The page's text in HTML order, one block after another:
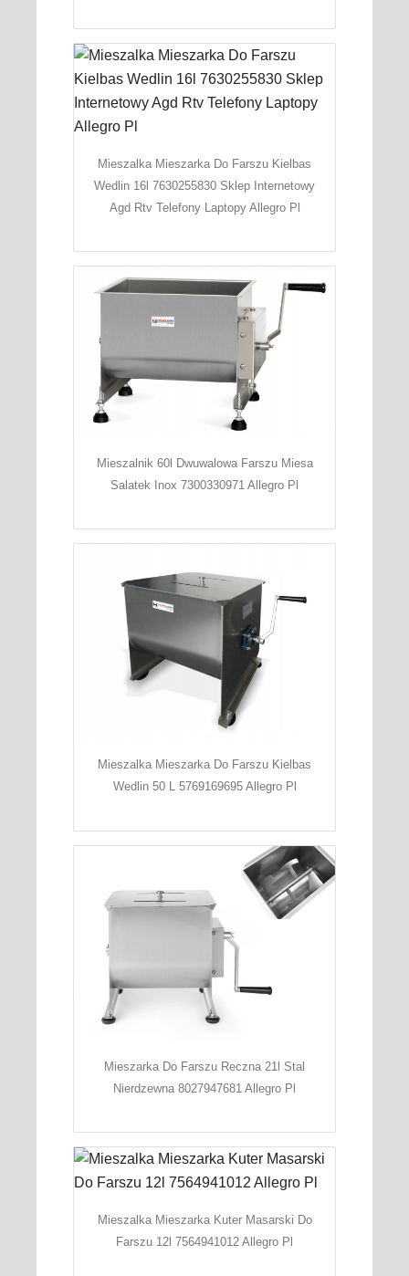
Mieszalka Mieszarka Do Farszu Kielbas
Wedlin 16l 7630255830 Sklep Internetowy
Agd Rtv Telefony Laptopy Allegro Pl
Mieszalnik 60l Dwuwalowa Farszu Miesa
Salatek Inox 7300330971 Allegro Pl
Mieszalka Mieszarka Do Farszu Kielbas
Wedlin 50 L 5769169695 Allegro Pl
Mieszarka Do Farszu Reczna 21l Stal
Nierdzewna 8027947681 Allegro Pl
Mieszalka Mieszarka Kuter Masarski Do
Farszu 12l 7564941012 Allegro Pl